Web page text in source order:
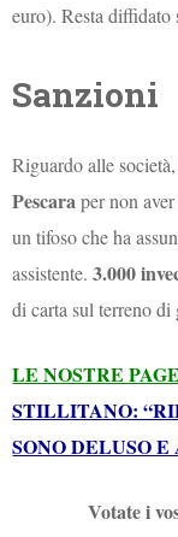
euro). Resta diffidato
Sanzioni
Riguardo alle
Pescara per non
un tifoso che ha
assistente. 3.000
di carta sul terreno di
LE NOSTRE
STILLITANO:
SONO DELUSO
Votate i